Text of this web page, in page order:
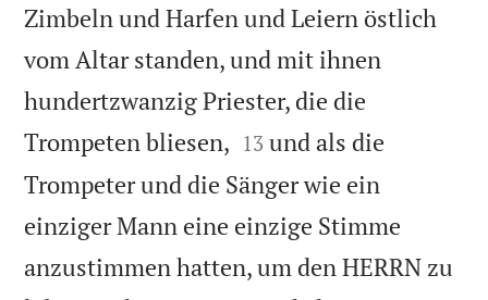
Zimbeln und Harfen und Leiern östlich
vom Altar standen, und mit ihnen
hundertzwanzig Priester, die die
Trompeten bliesen, 

13 und als die
Trompeter und die Sänger wie ein
einziger Mann eine einzige Stimme
anzustimmen hatten, um den HERRN zu